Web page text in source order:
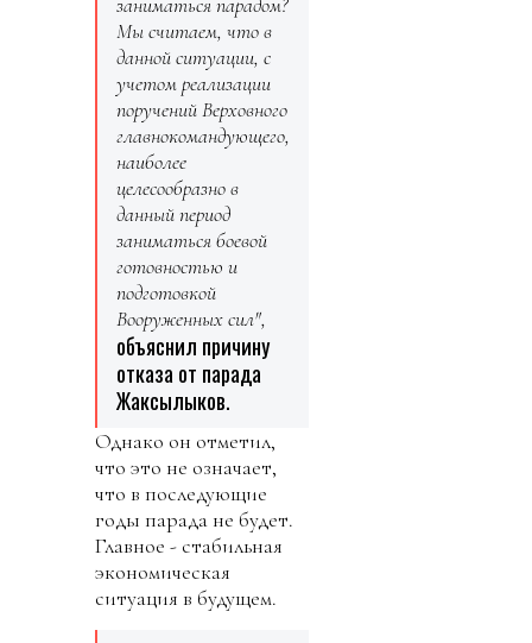
Мы считаем, что в
данной ситуации, с
учетом реализации
поручений Верховного
главнокомандующего,
наиболее
целесообразно в
данный период
заниматься боевой
готовностью и
подготовкой
Вооруженных сил",
объяснил причину
отказа от парада
Жаксылыков.
Однако он отметил,
что это не означает,
что в последующие
годы парада не будет.
Главное - стабильная
экономическая
ситуация в будущем.